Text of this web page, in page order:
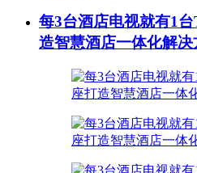
每3台酒店电视就有1
造智慧酒店一体化解决